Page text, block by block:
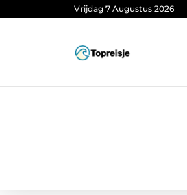
Vrijdag 7 Augustus 2026